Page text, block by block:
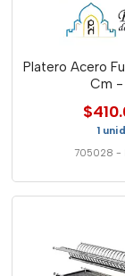
Platero Acero
Cm -
1
705028 -